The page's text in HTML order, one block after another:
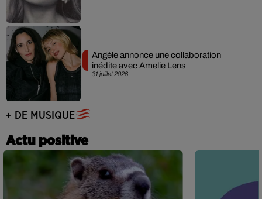
31 juillet 2026
Angèle annonce une collaboration
inédite avec Amelie Lens
+ DE MUSIQUE
Actu positive